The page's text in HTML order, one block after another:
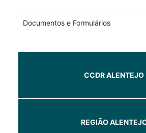
Documentos e Formulários
CCDR ALENTEJO
REGIÃO